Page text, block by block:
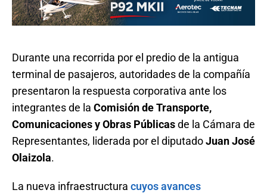
Durante una recorrida por el predio de la antigua
terminal de pasajeros, autoridades de la compañía
presentaron la respuesta corporativa ante los
integrantes de la Comisión de Transporte,
Comunicaciones y Obras Públicasde la Cámara de
Representantes, liderada por el diputadoJuan José
Olaizola.
La nueva infraestructura cuyos avances